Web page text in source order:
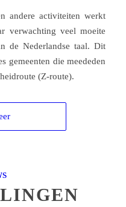
andere activiteiten werkt
verwachting veel moeite
de Nederlandse taal. Dit
gemeenten die meededen
(Z-route).